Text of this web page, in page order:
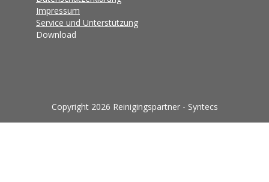
Impressum
Service und Unterstützung
Download
Copyright 2026 Reinigingspartner - Syntecs